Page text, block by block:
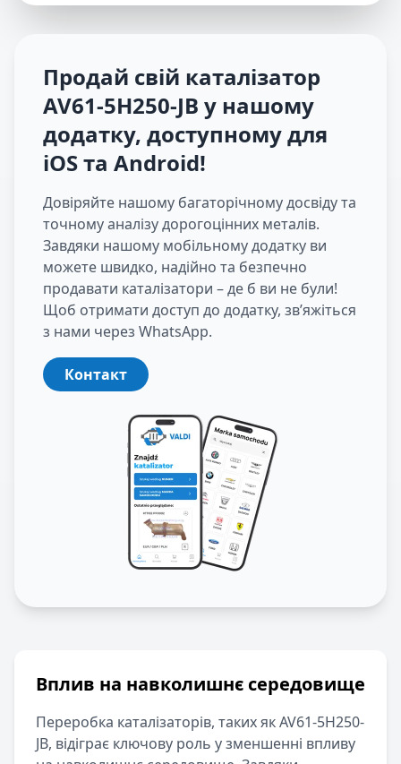
Продай свій каталізатор
AV61-5H250-JB у нашому
додатку, доступному для
iOS та Android!
Довіряйте нашому багаторічному досвіду та
точному аналізу дорогоцінних металів.
Завдяки нашому мобільному додатку ви
можете швидко, надійно та безпечно
продавати каталізатори – де б ви не були!
Щоб отримати доступ до додатку, зв’яжіться
з нами через WhatsApp.
Контакт
Вплив на навколишнє середовище
Переробка каталізаторів, таких якAV61-5H250-
JB, відіграє ключову роль у зменшенні впливу